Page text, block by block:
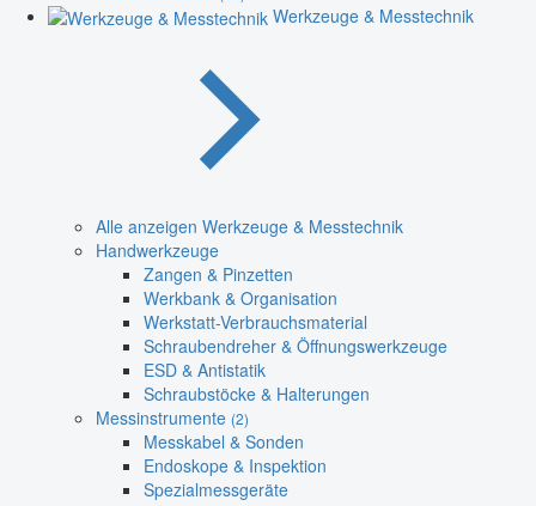
Werkzeuge & Messtechnik
Alle anzeigen Werkzeuge & Messtechnik
Handwerkzeuge
Zangen & Pinzetten
Werkbank & Organisation
Werkstatt-Verbrauchsmaterial
Schraubendreher & Öffnungswerkzeuge
ESD & Antistatik
Schraubstöcke & Halterungen
Messinstrumente (2)
Messkabel & Sonden
Endoskope & Inspektion
Spezialmessgeräte